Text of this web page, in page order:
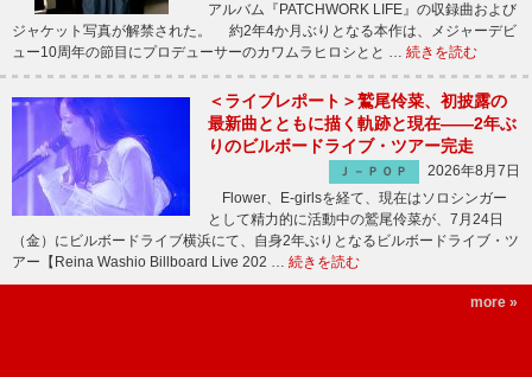
アルバム『PATCHWORK LIFE』の収録曲および
ジャケット写真が解禁された。 約2年4か月ぶりとなる本作は、メジャーデビ
ュー10周年の節目にプロデューサーのカワムラヒロシとと … 続きを読む
＜ライブレポート＞鷲尾伶菜、初披露の
最新曲とともに描く軌跡と現在――2年ぶ
りのビルボードライブ・ツアー完走
Ｊ－ＰＯＰ
2026年8月7日
Flower、E-girlsを経て、現在はソロシンガー
として精力的に活動中の鷲尾伶菜が、7月24日
（金）にビルボードライブ横浜にて、自身2年ぶりとなるビルボードライブ・ツ
アー【Reina Washio Billboard Live 202 … 続きを読む
more »